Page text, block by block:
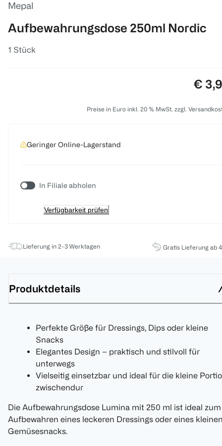
Mepal
Aufbewahrungsdose 250ml Nordic
1 Stück
€
Preise in Euro inkl. 20 % MwSt. zzgl.
Geringer Online-Lagerstand
In Filiale abholen
Verfügbarkeit prüfen
Lieferung in 2-3 Werktagen Gratis Lieferung ab
Produktdetails
Perfekte Größe für Dressings, Dips oder kleine
Snacks
Elegantes Design – praktisch und stilvoll für
unterwegs
Vielseitig einsetzbar und ideal für die kleine
zwischendur
Die Aufbewahrungsdose Lumina mit 250 ml ist ideal zum
Aufbewahren eines leckeren Dressings oder eines
Gemüsesnacks.